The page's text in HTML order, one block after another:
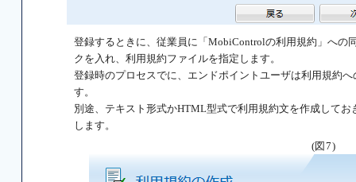
登録するときに、従業員に「MobiControlの利用規約」への
クを入れ、利用規約ファイルを指定します。
登録時のプロセスでに、エンドポイントユーザは利用規約
す。
別途、テキスト形式かHTML型式で利用規約文を作成して
します。
(図7)